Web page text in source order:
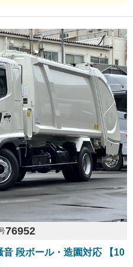
76952
段ボール・造園対応 【10